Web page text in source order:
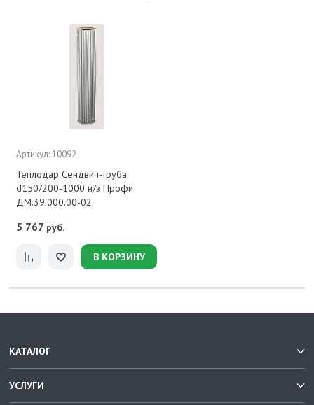
Артикул: 10092
Теплодар Сендвич-труба
d150/200-1000 н/з Профи
ДМ.39.000.00-02
5 767 руб.
В КОРЗИНУ
КАТАЛОГ
УСЛУГИ